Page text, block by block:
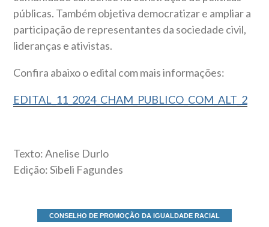
públicas. Também objetiva democratizar e ampliar a
participação de representantes da sociedade civil,
lideranças e ativistas.
Confira abaixo o edital com mais informações:
EDITAL_11_2024_CHAM_PUBLICO_COM_ALT_2
Texto: Anelise Durlo
Edição: Sibeli Fagundes
CONSELHO DE PROMOÇÃO DA IGUALDADE RACIAL